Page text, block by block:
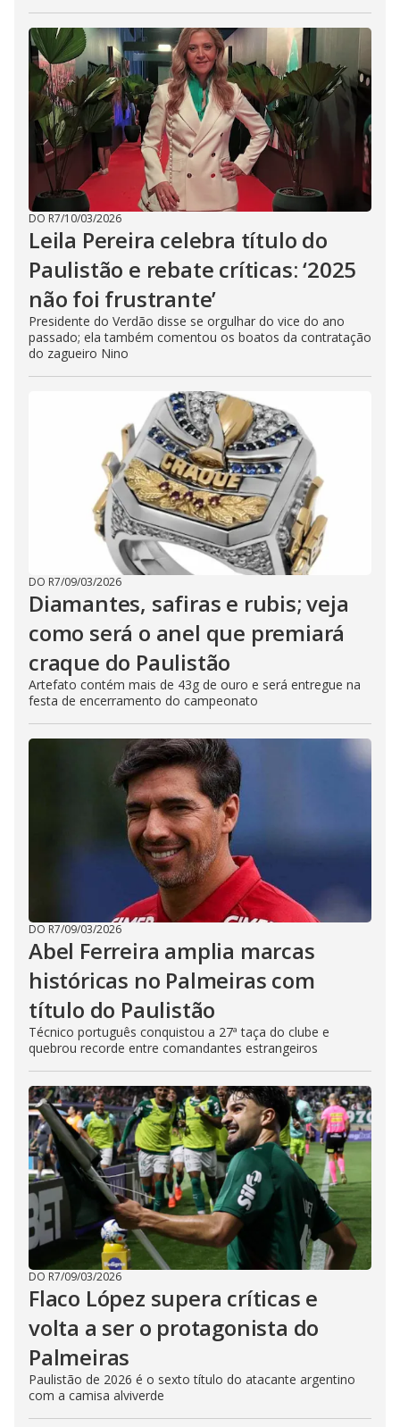
DO R7/10/03/2026
Leila Pereira celebra título do
Paulistão e rebate críticas: ‘2025
não foi frustrante’
Presidente do Verdão disse se orgulhar do vice do ano
passado; ela também comentou os boatos da contratação
do zagueiro Nino
DO R7/09/03/2026
Diamantes, safiras e rubis; veja
como será o anel que premiará
craque do Paulistão
Artefato contém mais de 43g de ouro e será entregue na
festa de encerramento do campeonato
DO R7/09/03/2026
Abel Ferreira amplia marcas
históricas no Palmeiras com
título do Paulistão
Técnico português conquistou a 27ª taça do clube e
quebrou recorde entre comandantes estrangeiros
DO R7/09/03/2026
Flaco López supera críticas e
volta a ser o protagonista do
Palmeiras
Paulistão de 2026 é o sexto título do atacante argentino
com a camisa alviverde